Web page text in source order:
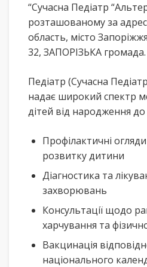
“Сучасна Педіатр
розташованому за
область, місто
32, ЗАПОРІЗЬКА громада.
Педіатр (Сучасна
надає широкий спектр
дітей від народження до
Профілактичні
розвитку дитини
Діагностика та
захворювань
Консультації щодо
харчування та
Вакцинація
національного